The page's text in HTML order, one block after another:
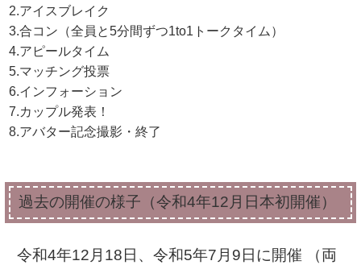
2.アイスブレイク
3.合コン（全員と5分間ずつ1to1トークタイム）
4.アピールタイム
5.マッチング投票
6.インフォーション
7.カップル発表！
8.アバター記念撮影・終了
過去の開催の様子（令和4年12月日本初開催）
令和4年12月18日、令和5年7月9日に開催 （両